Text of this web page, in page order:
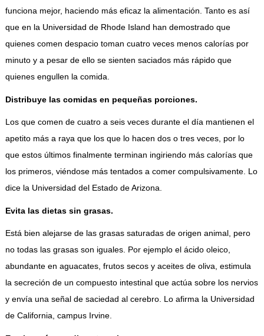
funciona mejor, haciendo más eficaz la alimentación. Tanto es así
que en la Universidad de Rhode Island han demostrado que
quienes comen despacio toman cuatro veces menos calorías por
minuto y a pesar de ello se sienten saciados más rápido que
quienes engullen la comida.
Distribuye las comidas en pequeñas porciones.
Los que comen de cuatro a seis veces durante el día mantienen el
apetito más a raya que los que lo hacen dos o tres veces, por lo
que estos últimos finalmente terminan ingiriendo más calorías que
los primeros, viéndose más tentados a comer compulsivamente. Lo
dice la Universidad del Estado de Arizona.
Evita las dietas sin grasas.
Está bien alejarse de las grasas saturadas de origen animal, pero
no todas las grasas son iguales. Por ejemplo el ácido oleico,
abundante en aguacates, frutos secos y aceites de oliva, estimula
la secreción de un compuesto intestinal que actúa sobre los nervios
y envía una señal de saciedad al cerebro. Lo afirma la Universidad
de California, campus Irvine.